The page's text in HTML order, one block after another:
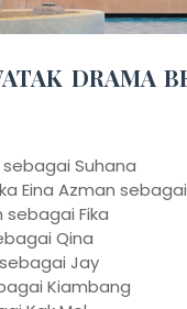
DRAMA
sebagai Suhana
Eina Azman
sebagai Fika
Qina
Jay
Kiambang